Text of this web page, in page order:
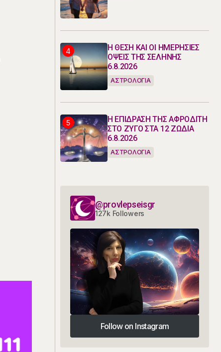
Η ΘΕΣΗ ΚΑΙ ΟΙ ΗΜΕΡΗΣΙΕΣ
ΟΨΕΙΣ ΤΗΣ ΣΕΛΗΝΗΣ
6.8.2026
ΑΣΤΡΟΛΟΓΙΑ
Η ΕΠΙΔΡΑΣΗ ΤΗΣ ΑΦΡΟΔΙΤΗ
ΣΤΟ ΖΥΓΟ ΣΤΑ 12 ΖΩΔΙΑ
6.8.2026
ΑΣΤΡΟΛΟΓΙΑ
@provlepseisgr
127k Followers
Follow on Instagram
Follow on Instagram